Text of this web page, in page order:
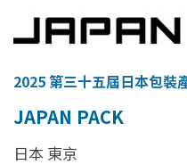
2025 第三十五屆日本包裝
JAPAN PACK
日本 東京